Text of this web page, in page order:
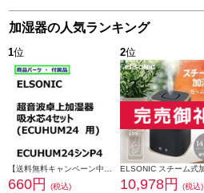
加湿器の人気ランキング
1位
660円
(税込)
2位
10,978円 (税込)